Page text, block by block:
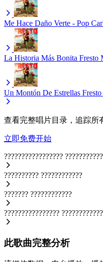
Me Hace Daño Verte - Pop
La Historia Más Bonita Fresto
Un Montón De Estrellas
查看完整唱片目录，追踪所
立即免费开始
?????????????????
?????????? ????????????
??????? ????????????
???????????????? ????????????
此歌曲完整分析